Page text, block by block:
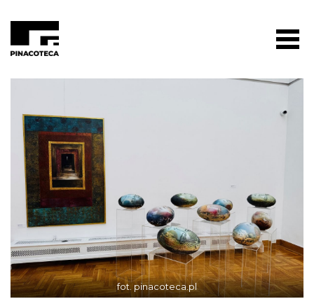
fot. pinacoteca.pl